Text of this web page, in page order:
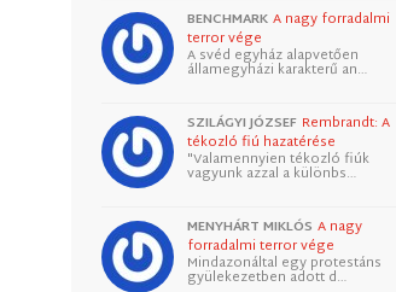
BENCHMARK A nagy forradalmi
terror vége
A svéd egyház alapvetően
államegyházi karakterű an…
SZILÁGYI JÓZSEF Rembrandt: A
tékozló fiú hazatérése
"Valamennyien tékozló fiúk
vagyunk azzal a különbs…
MENYHÁRT MIKLÓS A nagy
forradalmi terror vége
Mindazonáltal egy protestáns
gyülekezetben adott d…